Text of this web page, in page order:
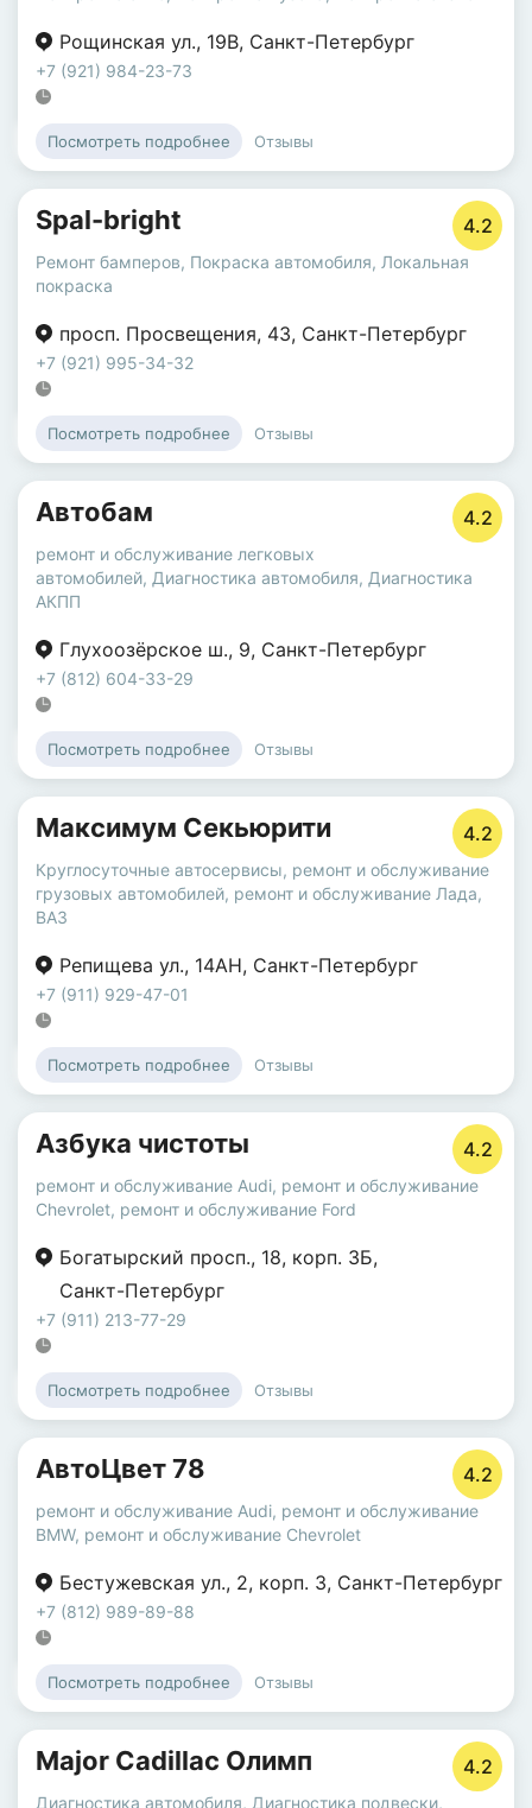
Рощинская ул., 19В, Санкт-Петербург
+7 (921) 984-23-73
Посмотреть подробнее Отзывы
Spal-bright 4.2
Ремонт бамперов, Покраска автомобиля, Локальная
покраска
просп. Просвещения, 43, Санкт-Петербург
+7 (921) 995-34-32
Посмотреть подробнее Отзывы
Автобам 4.2
ремонт и обслуживание легковых
автомобилей, Диагностика автомобиля, Диагностика
АКПП
Глухоозёрское ш., 9, Санкт-Петербург
+7 (812) 604-33-29
Посмотреть подробнее Отзывы
Максимум Секьюрити 4.2
Круглосуточные автосервисы, ремонт и обслуживание
грузовых автомобилей, ремонт и обслуживание Лада,
ВАЗ
Репищева ул., 14АН, Санкт-Петербург
+7 (911) 929-47-01
Посмотреть подробнее Отзывы
Азбука чистоты 4.2
ремонт и обслуживание Audi, ремонт и обслуживание
Chevrolet, ремонт и обслуживание Ford
Богатырский просп., 18, корп. 3Б,
Санкт-Петербург
+7 (911) 213-77-29
Посмотреть подробнее Отзывы
АвтоЦвет 78 4.2
ремонт и обслуживание Audi, ремонт и обслуживание
BMW, ремонт и обслуживание Chevrolet
Бестужевская ул., 2, корп. 3, Санкт-Петербург
+7 (812) 989-89-88
Посмотреть подробнее Отзывы
Major Cadillac Олимп 4.2
Диагностика автомобиля, Диагностика подвески,